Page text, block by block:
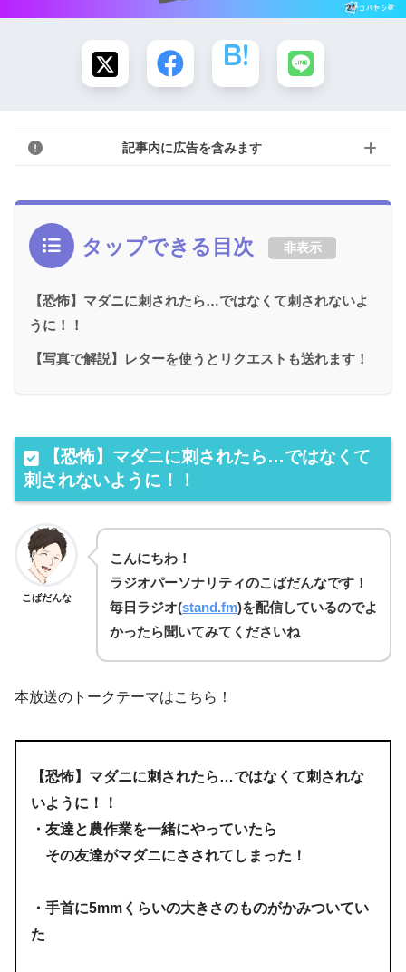
記事内に広告を含みます
タップできる目次 非表示
【恐怖】マダニに刺されたら…ではなくて刺されないよ
うに！！
【写真で解説】レターを使うとリクエストも送れます！
【恐怖】マダニに刺されたら…ではなくて
刺されないように！！
こばだんな
こんにちわ！
ラジオパーソナリティのこばだんなです！
毎日 ラジオ(stand.fm)を配信しているのでよ
かったら聞いてみてくださいね
本放送のトークテーマはこちら！
【恐怖】マダニに刺されたら…ではなくて刺されな
いように！！
・友達と農作業を一緒にやっていたら
その友達がマダニにさされてしまった！
・手首に5mmくらいの大きさのものがかみついてい
た